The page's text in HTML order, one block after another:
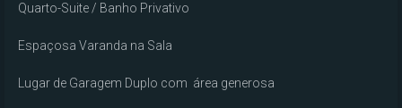
Quarto-Suite / Banho Privativo
Espaçosa Varanda na Sala
Lugar de Garagem Duplo com  área generosa